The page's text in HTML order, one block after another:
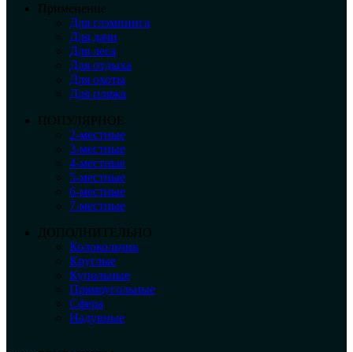
Применение
Для глэмпинга
Для дачи
Для леса
Для отдыха
Для охоты
Для пляжа
ПОПУЛЯРНОЕ
2-местные
3-местные
4-местные
5-местные
6-местные
7-местные
ДОПОЛНИТЕЛЬНО
Колокольчик
Круглые
Купольные
Прямоугольные
Сфера
Надувные